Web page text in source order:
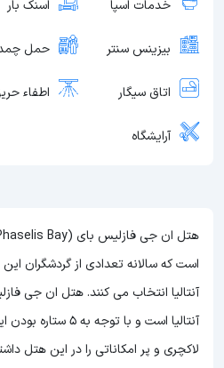
خدمات اسپا اسنک بار
بیزینس سنتر حمل
اتاق سیگار اطفاء
آرایشگاه
است که سالانه تعدادی از گردشگران
آنتالیا است و با توجه به 5 ستاره بودن این هتل
لاکچری و پر امکاناتی را در این هتل